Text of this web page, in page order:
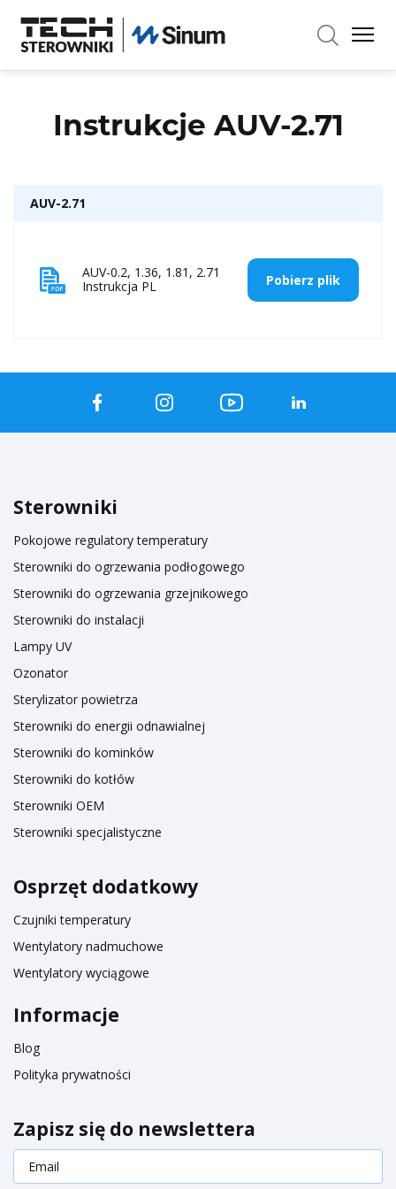
Instrukcje AUV-2.71
AUV-2.71
AUV-0.2, 1.36, 1.81, 2.71
Instrukcja PL
Pobierz plik
Sterowniki
Pokojowe regulatory temperatury
Sterowniki do ogrzewania podłogowego
Sterowniki do ogrzewania grzejnikowego
Sterowniki do instalacji
Lampy UV
Ozonator
Sterylizator powietrza
Sterowniki do energii odnawialnej
Sterowniki do kominków
Sterowniki do kotłów
Sterowniki OEM
Sterowniki specjalistyczne
Osprzęt dodatkowy
Czujniki temperatury
Wentylatory nadmuchowe
Wentylatory wyciągowe
Informacje
Blog
Polityka prywatności
Zapisz się do newslettera